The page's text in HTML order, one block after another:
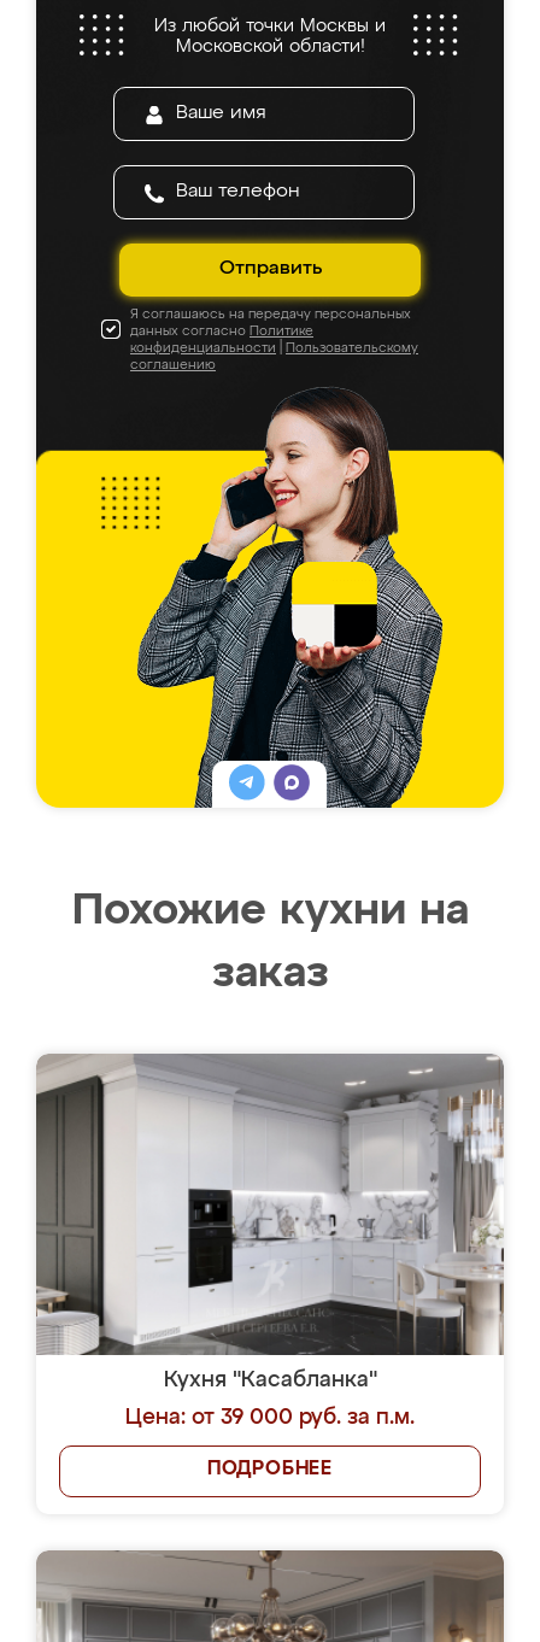
Из любой точки Москвы и
Московской области!
Отправить
Я соглашаюсь на передачу персональных
данных согласно Политике
конфиденциальности
Пользовательскому
соглашению
Похожие кухни на
заказ
Кухня "Касабланка"
Цена: от 39 000 руб. за п.м.
ПОДРОБНЕЕ